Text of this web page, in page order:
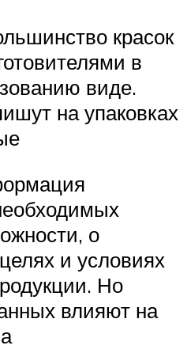
красок
в
виде.
на упаковках
о
и условиях
Но
влияют на